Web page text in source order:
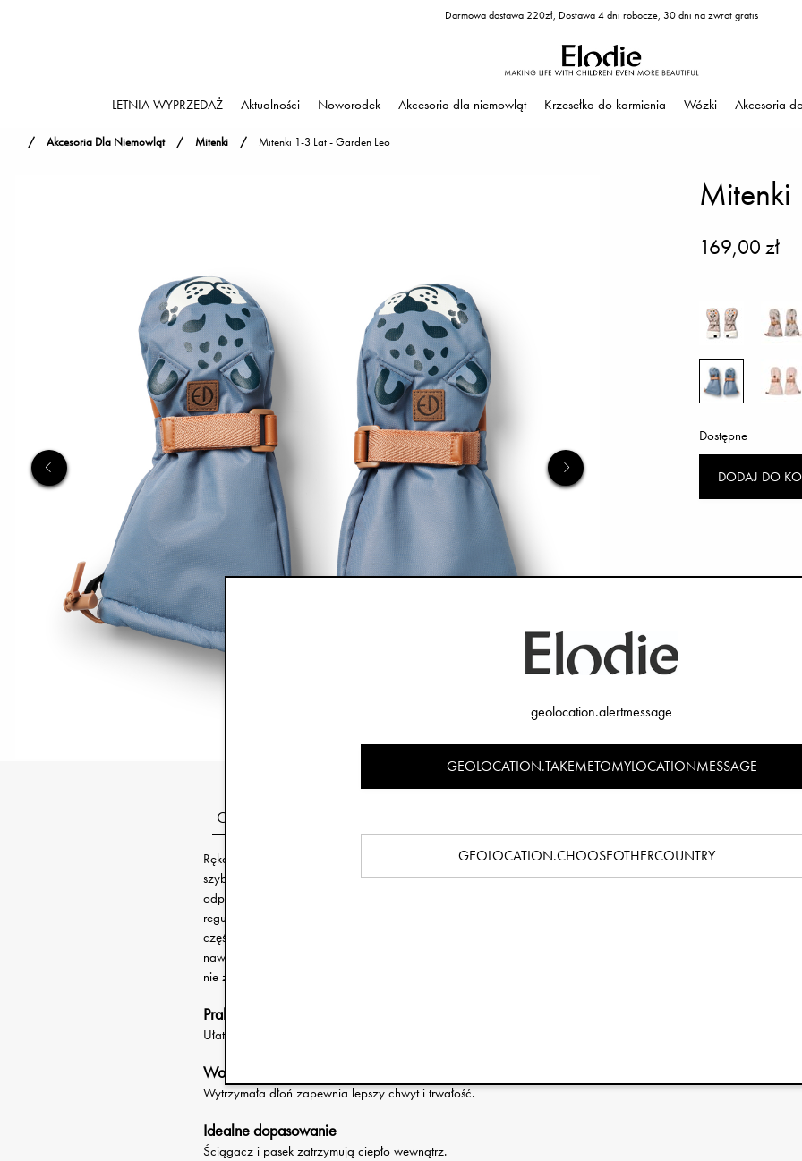
Darmowa dostawa 220zł, Dostawa 4 dni robocze, 30 dni na zwrot gratis
LETNIA WYPRZEDAŻ Aktualności Noworodek Akcesoria dla niemowląt Krzesełka do karmienia Wózki Akcesoria
Akcesoria Dla Niemowląt Mitenki Mitenki 1-3 Lat - Garden Leo
Mitenki
169,00 zł
Dostępne
DODAJ DO
Opis
Rękawiczki dziecięce Elodie zostały stworzone z myślą o małych dłoniach i rodzicach, którzy cenią
szybkie ubieranie. Dyskretny zamek biegnący od nadgarstka do kciuka ułatwia wsunięcie dłoni i
odpowiednie ułożenie kciuka. Ściągacz przy mankiecie chroni przed śniegiem i zimnem, a
regulowany pasek na nadgarstku zapewnia idealne dopasowanie. Wzmocniona, wodoodporna
część dłoni zwiększa trwałość i poprawia chwyt. Miękka, ocieplana podszewka zapewnia ciepło
nawet podczas długich zimowych spacerów. Połącz rękawiczki z paskami na nadgarstki Elodie, aby
nie zgubiły się podczas zabawy.
Praktyczny zamek przy kciuku
Ułatwia zakładanie rękawiczek dziecięcych.
Wodoodporne wzmocnienie
Wytrzymała dłoń zapewnia lepszy chwyt i trwałość.
Idealne dopasowanie
Ściągacz i pasek zatrzymują ciepło wewnątrz.
geolocation.alertmessage
GEOLOCATION.TAKEMETOMYLOCATIONMESSAGE
GEOLOCATION.CHOOSEOTHERCOUNTRY